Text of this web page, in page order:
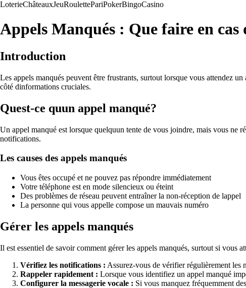
LoterieChâteauxJeuRoulettePariPokerBingoCasino
Appels Manqués : Que faire en
Introduction
Les appels manqués peuvent être frustrants, surtout lorsque vous attendez
côté dinformations cruciales.
Quest-ce quun appel manqué?
Un appel manqué est lorsque quelquun tente de vous joindre, mais vous ne
notifications.
Les causes des appels manqués
Vous êtes occupé et ne pouvez pas répondre immédiatement
Votre téléphone est en mode silencieux ou éteint
Des problèmes de réseau peuvent entraîner la non-réception de lappel
La personne qui vous appelle compose un mauvais numéro
Gérer les appels manqués
Il est essentiel de savoir comment gérer les appels manqués, surtout si vous
Vérifiez les notifications : Assurez-vous de vérifier régulièrement les
Rappeler rapidement : Lorsque vous identifiez un appel manqué
Configurer la messagerie vocale : Si vous manquez fréquemment